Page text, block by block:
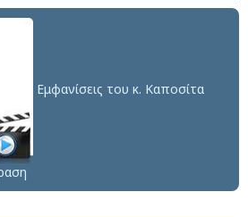
Εμφανίσεις του κ. Καποσίτα